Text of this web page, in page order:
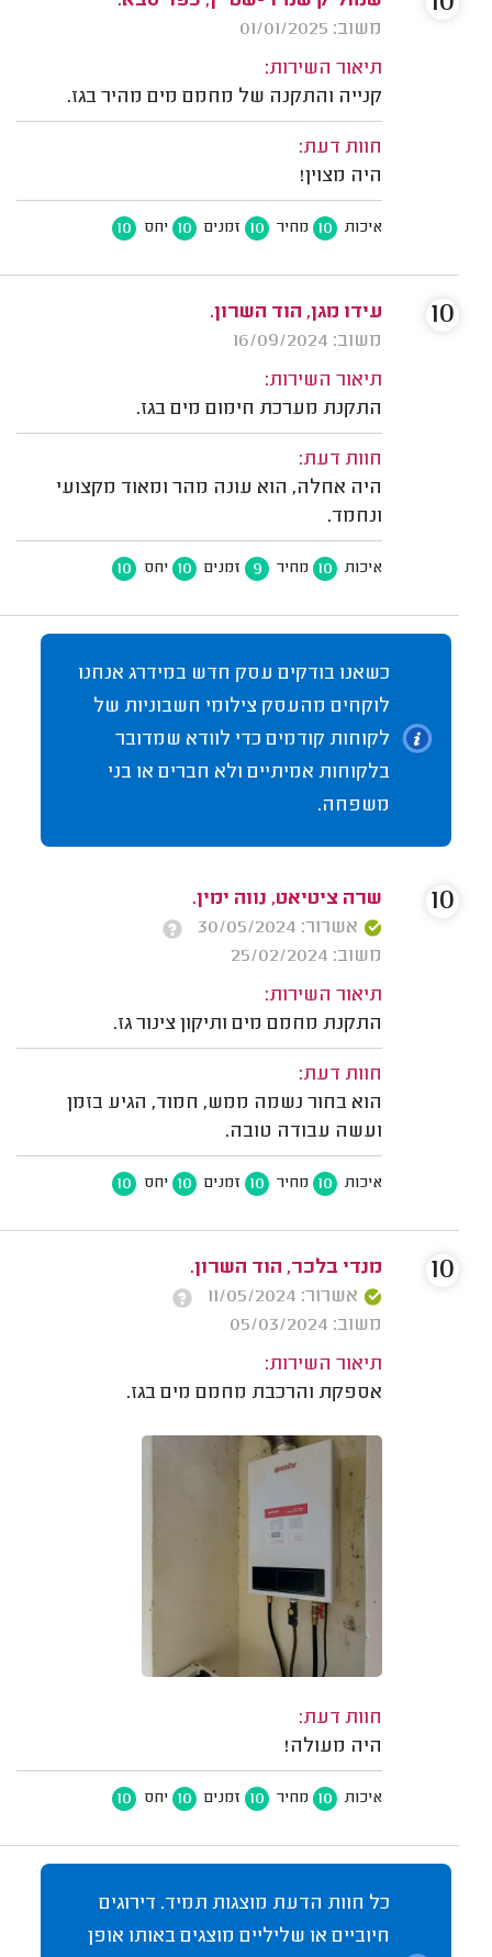
משוב: 01/01/2025
תיאור השירות:
קנייה והתקנה של מחמם מים מהיר בגז.
חוות דעת:
היה מצוין!
איכות 10 מחיר 10 זמנים 10 יחס 10
עידו מגן, הוד השרון.
משוב: 16/09/2024
תיאור השירות:
התקנת מערכת חימום מים בגז.
חוות דעת:
היה אחלה, הוא עונה מהר ומאוד מקצועי
ונחמד.
איכות 10 מחיר 9 זמנים 10 יחס 10
10
כשאנו בודקים עסק חדש במידרג אנחנו
לוקחים מהעסק צילומי חשבוניות של
לקוחות קודמים כדי לוודא שמדובר
בלקוחות אמיתיים ולא חברים או בני
משפחה.
שרה ציטיאט, נווה ימין.
אשרור: 30/05/2024
משוב: 25/02/2024
תיאור השירות:
התקנת מחמם מים ותיקון צינור גז.
חוות דעת:
הוא בחור נשמה ממש, חמוד, הגיע בזמן
ועשה עבודה טובה.
איכות 10 מחיר 10 זמנים 10 יחס 10
10
מנדי בלכר, הוד השרון.
אשרור: 11/05/2024
משוב: 05/03/2024
תיאור השירות:
אספקת והרכבת מחמם מים בגז.
חוות דעת:
היה מעולה!
איכות 10 מחיר 10 זמנים 10 יחס 10
10
כל חוות הדעת מוצגות תמיד. דירוגים
חיוביים או שליליים מוצגים באותו אופן